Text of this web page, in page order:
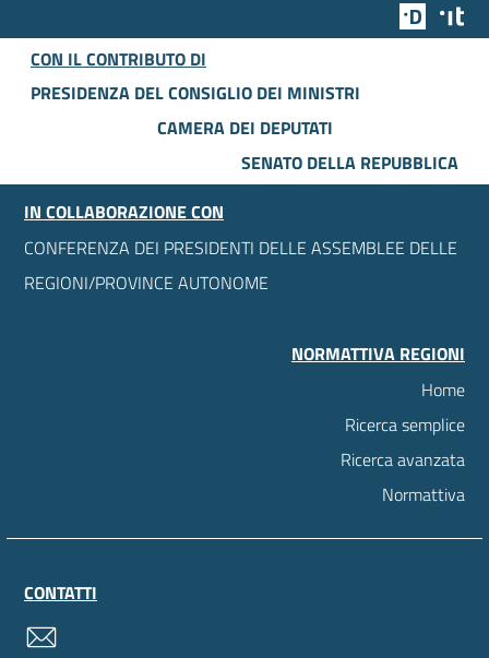
Team
CON IL CONTRIBUTO DI
PRESIDENZA DEL CONSIGLIO DEI MINISTRI
CAMERA DEI DEPUTATI
SENATO DELLA REPUBBLICA
IN COLLABORAZIONE CON
CONFERENZA DEI PRESIDENTI DELLE ASSEMBLEE DELLE
REGIONI/PROVINCE AUTONOME
NORMATTIVA REGIONI
Home
Ricerca semplice
Ricerca avanzata
Normattiva
CONTATTI